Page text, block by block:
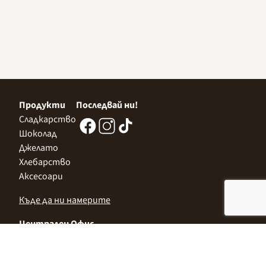
Продукти
Сладкарство
Шоколад
Джелато
Хлебарство
Аксесоари
Последвай ни!
Къде да ни намерите
Централен Офис